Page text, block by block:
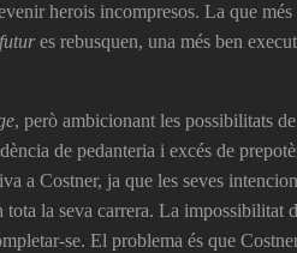
herois incompresos. La que
es rebusquen, una més ben
, però ambicionant les possibilitats
de pedanteria i excés de
a Costner, ja que les seves
la seva carrera. La impossibilitat
se. El problema és que